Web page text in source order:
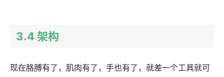
3.4 架构
现在胳膊有了，肌肉有了，手也有了，就差一个工具就可